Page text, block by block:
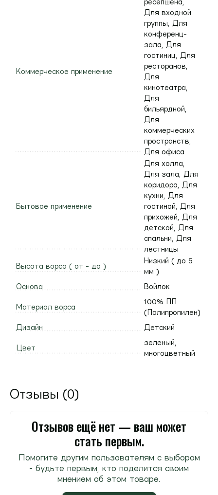
Коммерческое применение
ресепшена,
Для входной
группы, Для
конференц-
зала, Для
гостиниц, Для
ресторанов,
Для
кинотеатра,
Для
бильярдной,
Для
коммерческих
пространств,
Для офиса
Бытовое применение
Для холла,
Для зала, Для
коридора, Для
кухни, Для
гостиной, Для
прихожей, Для
детской, Для
спальни, Для
лестницы
Высота ворса ( от - до )
Низкий ( до 5
мм )
Основа Войлок
Материал ворса
100% ПП
(Полипропилен)
Дизайн Детский
Цвет
зеленый
многоцветный
Отзывы (0)
Отзывов ещё нет — ваш может
стать первым.
Помогите другим пользователям с выбором
- будьте первым, кто поделится своим
мнением об этом товаре.